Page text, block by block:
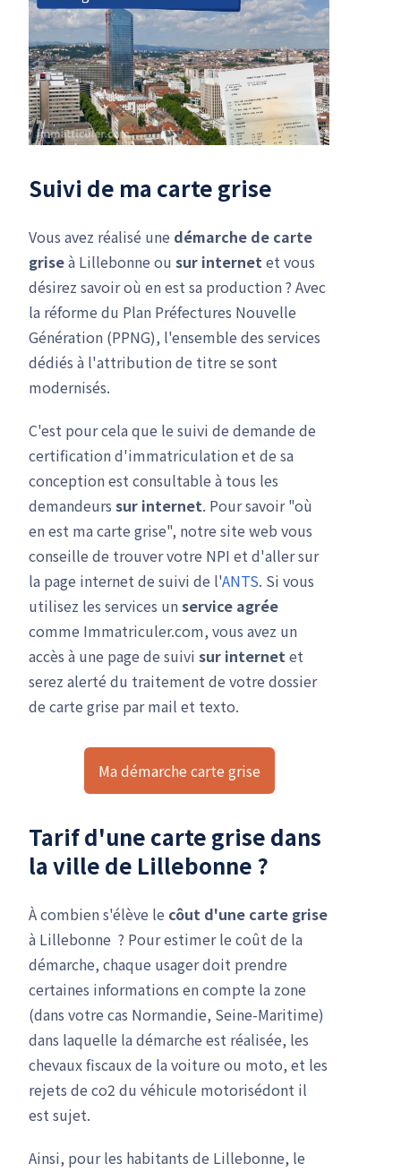
Suivi de ma carte grise
Vous avez réalisé une démarche de carte
griseà Lillebonne ou sur internetet vous
désirez savoir où en est sa production ? Avec
la réforme du Plan Préfectures Nouvelle
Génération (PPNG), l'ensemble des services
dédiés à l'attribution de titre se sont
modernisés.
C'est pour cela que le suivi de demande de
certification d'immatriculation et de sa
conception est consultable à tous les
demandeurs sur internet. Pour savoir "où
en est ma carte grise", notre site web vous
conseille de trouver votre NPI et d'aller sur
la page internet de suivi de l'ANTS. Si vous
utilisez les services unservice agrée
comme Immatriculer.com, vous avez un
accès à une page de suivi sur internetet
serez alerté du traitement de votre dossier
de carte grise par mail et texto.
Ma démarche carte grise
Tarif d'une carte grise dans
la ville de Lillebonne ?
À combien s'élève le côut d'une carte grise
à Lillebonne ? Pour estimer le coût de la
démarche, chaque usager doit prendre
certaines informations en compte la zone
(dans votre cas Normandie, Seine-Maritime)
dans laquelle la démarche est réalisée, les
chevaux fiscaux de la voiture ou moto, et les
rejets de co2 du véhicule motorisédont il
est sujet.
Ainsi, pour les habitants de Lillebonne, le